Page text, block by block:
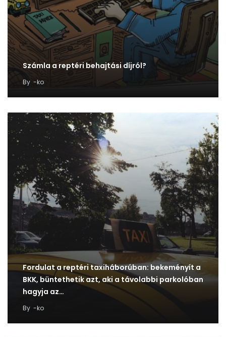
Számla a reptéri behajtási díjról?
By -ko
Fordulat a reptéri taxiháborúban: bekeményít a
BKK, büntethetik azt, aki a távolabbi parkolóban
hagyja az…
By -ko